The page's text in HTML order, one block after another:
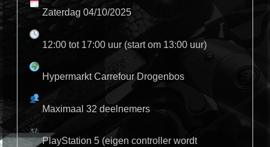
Zaterdag 04/10/2025
12:00 tot 17:00 uur (start om 13:00 uur)
Hypermarkt Carrefour Drogenbos
Maximaal 32 deelnemers
PlayStation 5 (eigen controller wordt